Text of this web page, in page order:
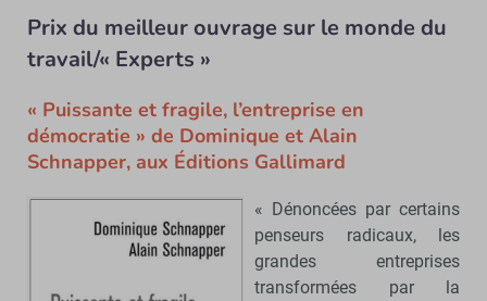
Prix du meilleur ouvrage sur le monde du
travail/« Experts »
« Puissante et fragile, l’entreprise en
démocratie » de Dominique et Alain
Schnapper, aux Éditions Gallimard
« Dénoncées par certains
penseurs radicaux, les
grandes entreprises
transformées par la